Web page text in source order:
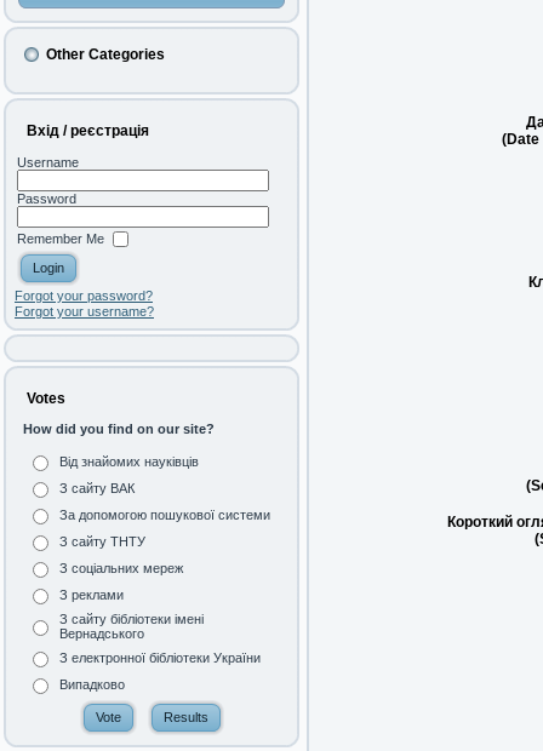
Other Categories
Вхід / реєстрація
Username
Password
Remember Me
Forgot your password?
Forgot your username?
Votes
How did you find on our site?
Від знайомих науківців
З сайту ВАК
За допомогою пошукової системи
З сайту ТНТУ
З соціальних мереж
З реклами
З сайту бібліотеки імені
Вернадського
З електронної бібліотеки України
Випадково
(Date
Короткий